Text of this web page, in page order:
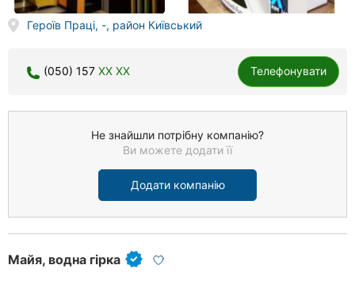
Героїв Праці, -, район Київський
(050) 157 XX XX Телефонувати
Не знайшли потрібну компанію?
Ви можете додати її
Додати компанію
Майя, водна гірка